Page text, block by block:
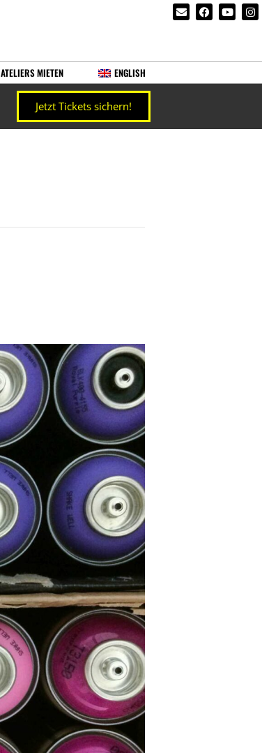
ATELIERS MIETEN ENGLISH
Jetzt Tickets sichern!